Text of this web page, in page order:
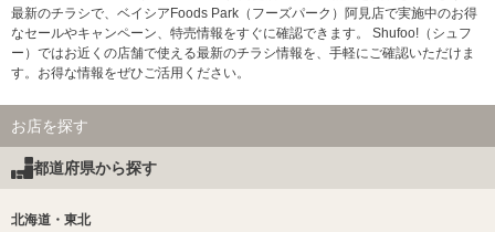
最新のチラシで、ベイシアFoods Park（フーズパーク）阿見店で実施中のお得
なセールやキャンペーン、特売情報をすぐに確認できます。 Shufoo!（シュフ
ー）ではお近くの店舗で使える最新のチラシ情報を、手軽にご確認いただけま
す。お得な情報をぜひご活用ください。
お店を探す
都道府県から探す
北海道・東北